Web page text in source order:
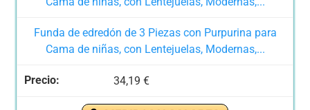
Funda de edredón de 3 Piezas con Purpurina para
Cama de niñas, con Lentejuelas, Modernas,...
34,19 €